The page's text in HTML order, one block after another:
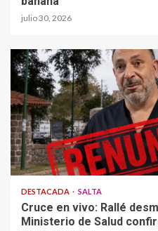
julio 30, 2026
DESTACADA SALTA
Cruce en vivo: Rallé
Ministerio de Salud